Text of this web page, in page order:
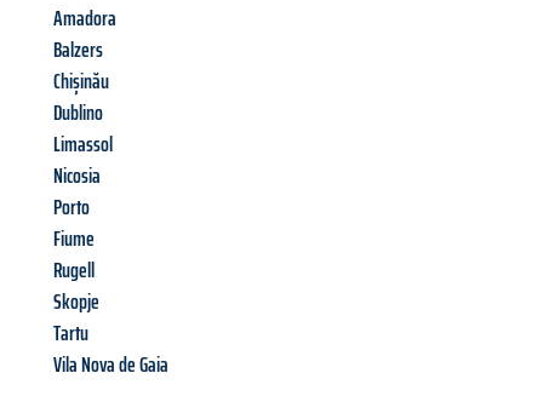
Amadora
Balzers
Chișinău
Dublino
Limassol
Nicosia
Porto
Fiume
Rugell
Skopje
Tartu
Vila Nova de Gaia